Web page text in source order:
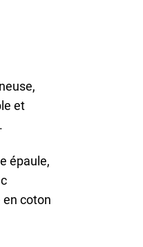
et
épaule,
coton